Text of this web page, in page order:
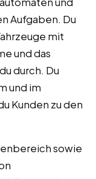
Aufgaben. Du
mit
und das
durch. Du
und im
Kunden zu den
sowie